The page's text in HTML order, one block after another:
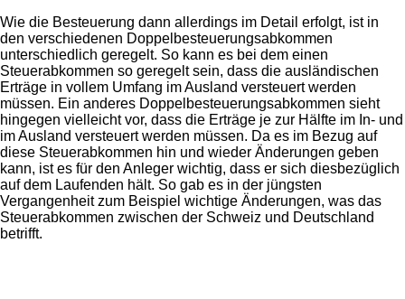
Wie die Besteuerung dann allerdings im Detail erfolgt, ist in
den verschiedenen Doppelbesteuerungsabkommen
unterschiedlich geregelt. So kann es bei dem einen
Steuerabkommen so geregelt sein, dass die ausländischen
Erträge in vollem Umfang im Ausland versteuert werden
müssen. Ein anderes Doppelbesteuerungsabkommen sieht
hingegen vielleicht vor, dass die Erträge je zur Hälfte im In- und
im Ausland versteuert werden müssen. Da es im Bezug auf
diese Steuerabkommen hin und wieder Änderungen geben
kann, ist es für den Anleger wichtig, dass er sich diesbezüglich
auf dem Laufenden hält. So gab es in der jüngsten
Vergangenheit zum Beispiel wichtige Änderungen, was das
Steuerabkommen zwischen der Schweiz und Deutschland
betrifft.